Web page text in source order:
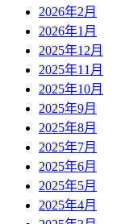
2026年2月
2026年1月
2025年12月
2025年11月
2025年10月
2025年9月
2025年8月
2025年7月
2025年6月
2025年5月
2025年4月